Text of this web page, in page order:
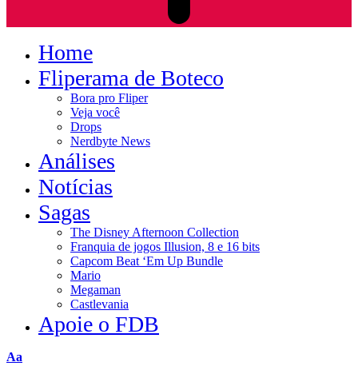
Home
Fliperama de Boteco
Bora pro Fliper
Veja você
Drops
Nerdbyte News
Análises
Notícias
Sagas
The Disney Afternoon Collection
Franquia de jogos Illusion, 8 e 16 bits
Capcom Beat ‘Em Up Bundle
Mario
Megaman
Castlevania
Apoie o FDB
Redimensionar
Aa